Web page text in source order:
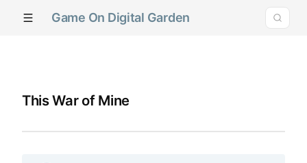
Game On Digital Garden
This War of Mine